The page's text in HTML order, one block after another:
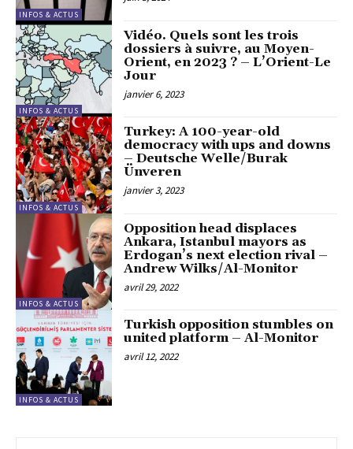
INFOS & ACTUS
INFOS & ACTUS
Vidéo. Quels sont les trois
dossiers à suivre, au Moyen-
Orient, en 2023 ? – L’Orient-Le
Jour
janvier 6, 2023
INFOS & ACTUS
Turkey: A 100-year-old
democracy with ups and downs
– Deutsche Welle/Burak
Ünveren
janvier 3, 2023
INFOS & ACTUS
Opposition head displaces
Ankara, Istanbul mayors as
Erdogan’s next election rival –
Andrew Wilks/Al-Monitor
avril 29, 2022
INFOS & ACTUS
Turkish opposition stumbles on
united platform – Al-Monitor
avril 12, 2022